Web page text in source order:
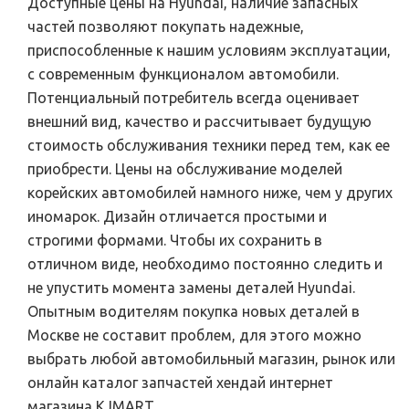
частей позволяют покупать надежные,
приспособленные к нашим условиям эксплуатации,
с современным функционалом автомобили.
Потенциальный потребитель всегда оценивает
внешний вид, качество и рассчитывает будущую
стоимость обслуживания техники перед тем, как ее
приобрести. Цены на обслуживание моделей
корейских автомобилей намного ниже, чем у других
иномарок. Дизайн отличается простыми и
строгими формами. Чтобы их сохранить в
отличном виде, необходимо постоянно следить и
не упустить момента замены деталей Hyundai.
Опытным водителям покупка новых деталей в
Москве не составит проблем, для этого можно
выбрать любой автомобильный магазин, рынок или
онлайн каталог запчастей хендай интернет